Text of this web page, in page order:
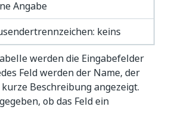
Angabe
keins
werden die Eingabefelder
Feld werden der Name, der
Beschreibung angezeigt.
ob das Feld ein